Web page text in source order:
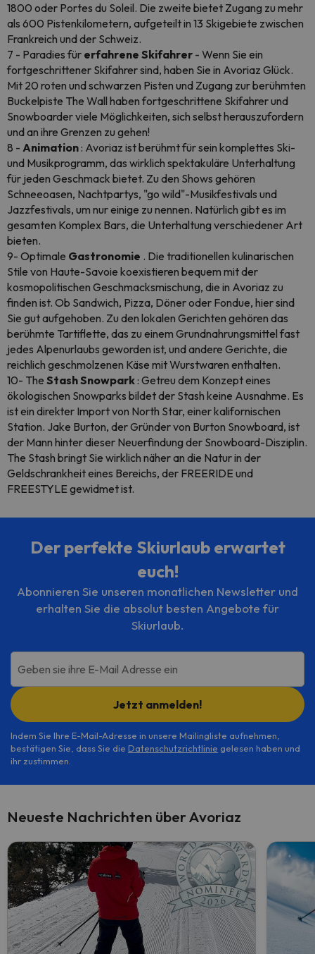
1800 oder Portes du Soleil. Die zweite bietet Zugang zu mehr
als 600 Pistenkilometern, aufgeteilt in 13 Skigebiete zwischen
Frankreich und der Schweiz.
7 - Paradies für erfahrene Skifahrer - Wenn Sie ein
fortgeschrittener Skifahrer sind, haben Sie in Avoriaz Glück.
Mit 20 roten und schwarzen Pisten und Zugang zur berühmten
Buckelpiste The Wall haben fortgeschrittene Skifahrer und
Snowboarder viele Möglichkeiten, sich selbst herauszufordern
und an ihre Grenzen zu gehen!
8 - Animation: Avoriaz ist berühmt für sein komplettes Ski-
und Musikprogramm, das wirklich spektakuläre Unterhaltung
für jeden Geschmack bietet. Zu den Shows gehören
Schneeoasen, Nachtpartys, "go wild"-Musikfestivals und
Jazzfestivals, um nur einige zu nennen. Natürlich gibt es im
gesamten Komplex Bars, die Unterhaltung verschiedener Art
bieten.
9- Optimale Gastronomie . Die traditionellen kulinarischen
Stile von Haute-Savoie koexistieren bequem mit der
kosmopolitischen Geschmacksmischung, die in Avoriaz zu
finden ist. Ob Sandwich, Pizza, Döner oder Fondue, hier sind
Sie gut aufgehoben. Zu den lokalen Gerichten gehören das
berühmte Tartiflette, das zu einem Grundnahrungsmittel fast
jedes Alpenurlaubs geworden ist, und andere Gerichte, die
reichlich geschmolzenen Käse mit Wurstwaren enthalten.
10- The Stash Snowpark: Getreu dem Konzept eines
ökologischen Snowparks bildet der Stash keine Ausnahme. Es
ist ein direkter Import von North Star, einer kalifornischen
Station. Jake Burton, der Gründer von Burton Snowboard, ist
der Mann hinter dieser Neuerfindung der Snowboard-Disziplin.
The Stash bringt Sie wirklich näher an die Natur in der
Geldschrankheit eines Bereichs, der FREERIDE und
FREESTYLE gewidmet ist.
Der perfekte Skiurlaub erwartet
euch!
Abonnieren Sie unseren monatlichen Newsletter und
erhalten Sie die absolut besten Angebote für
Skiurlaub.
Geben sie ihre E-Mail Adresse ein
Jetzt anmelden!
Indem Sie Ihre E-Mail-Adresse in unsere Mailingliste aufnehmen,
bestätigen Sie, dass Sie die Datenschutzrichtlinie gelesen haben und
ihr zustimmen.
Neueste Nachrichten über Avoriaz